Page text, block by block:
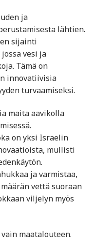
ja
lähtien.
sijainti
vesi ja
Tämä on
innovatiivisia
turvaamiseksi.
maita aavikolla
on yksi Israelin
mullisti
ja varmistaa,
vettä suoraan
viljelyn myös
maatalouteen.